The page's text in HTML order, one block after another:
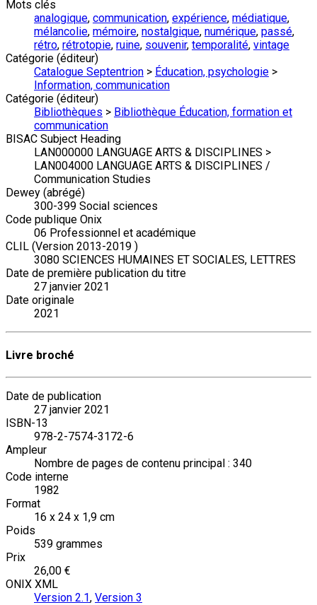
Mots clés
analogique, communication, expérience, médiatique,
mélancolie, mémoire, nostalgique, numérique, passé,
rétro, rétrotopie, ruine, souvenir, temporalité, vintage
Catégorie (éditeur)
Catalogue Septentrion > Éducation, psychologie >
Information, communication
Catégorie (éditeur)
Bibliothèques > Bibliothèque Éducation, formation et
communication
BISAC Subject Heading
LAN000000 LANGUAGE ARTS & DISCIPLINES >
LAN004000 LANGUAGE ARTS & DISCIPLINES /
Communication Studies
Dewey (abrégé)
300-399 Social sciences
Code publique Onix
06 Professionnel et académique
CLIL (Version 2013-2019 )
3080 SCIENCES HUMAINES ET SOCIALES, LETTRES
Date de première publication du titre
27 janvier 2021
Date originale
2021
Livre broché
Date de publication
27 janvier 2021
ISBN-13
978-2-7574-3172-6
Ampleur
Nombre de pages de contenu principal : 340
Code interne
1982
Format
16 x 24 x 1,9 cm
Poids
539 grammes
Prix
26,00 €
ONIX XML
Version 2.1, Version 3